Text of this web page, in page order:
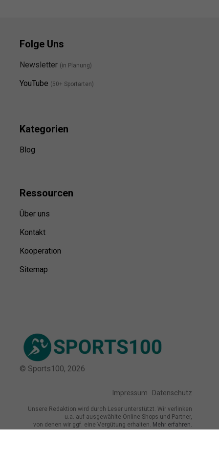
Folge Uns
Newsletter (in Planung)
YouTube (50+ Sportarten)
Kategorien
Blog
Ressourcen
Über uns
Kontakt
Kooperation
Sitemap
© Sports100, 2026
Impressum Datenschutz
Unsere Redaktion wird durch Leser unterstützt. Wir verlinken
u.a. auf ausgewählte Online-Shops und Partner,
von denen wir ggf. eine Vergütung erhalten. Mehr erfahren.